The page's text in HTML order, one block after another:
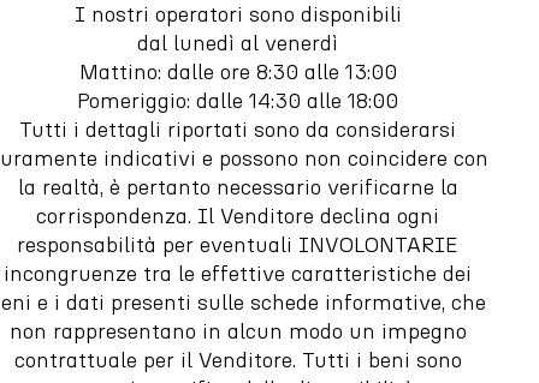
I nostri operatori sono disponibili
dal lunedì al venerdì
Mattino: dalle ore 8:30 alle 13:00
Pomeriggio: dalle 14:30 alle 18:00
Tutti i dettagli riportati sono da considerarsi
indicativi e possono non coincidere con
la realtà, è pertanto necessario verificarne la
corrispondenza. Il Venditore declina ogni
responsabilità per eventuali INVOLONTARIE
incongruenze tra le effettive caratteristiche dei
e i dati presenti sulle schede informative, che
non rappresentano in alcun modo un impegno
contrattuale per il Venditore. Tutti i beni sono